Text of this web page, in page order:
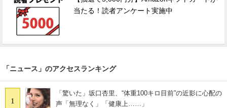
当たる！読者アンケート実施中
「ニュース」のアクセスランキング
1
「驚いた」坂口杏里、“体重100キロ目前”の近影に心配の
声「無理なく」「健康上……」